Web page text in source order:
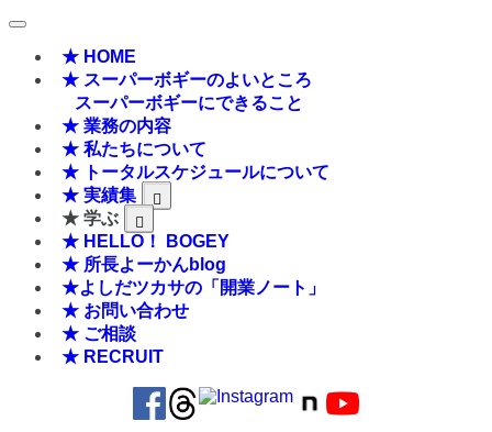
★ HOME
★ スーパーボギーのよいところ
スーパーボギーにできること
★ 業務の内容
★ 私たちについて
★ トータルスケジュールについて
★ 実績集
★ 学ぶ
★ HELLO！ BOGEY
★ 所長よーかんblog
★よしだツカサの「開業ノート」
★ お問い合わせ
★ ご相談
★ RECRUIT